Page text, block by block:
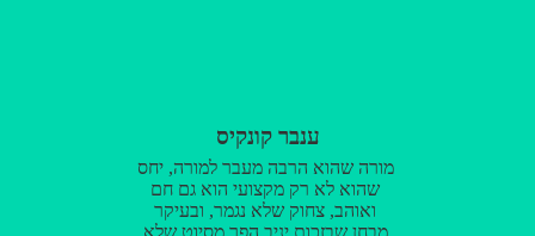
ענבר קונקיס
מורה שהוא הרבה מעבר למורה, יחס
שהוא לא רק מקצועי הוא גם חם
ואוהב, צחוק שלא נגמר, ובעיקר
מבחן שבזכות יניב הפך מסיוט שלא